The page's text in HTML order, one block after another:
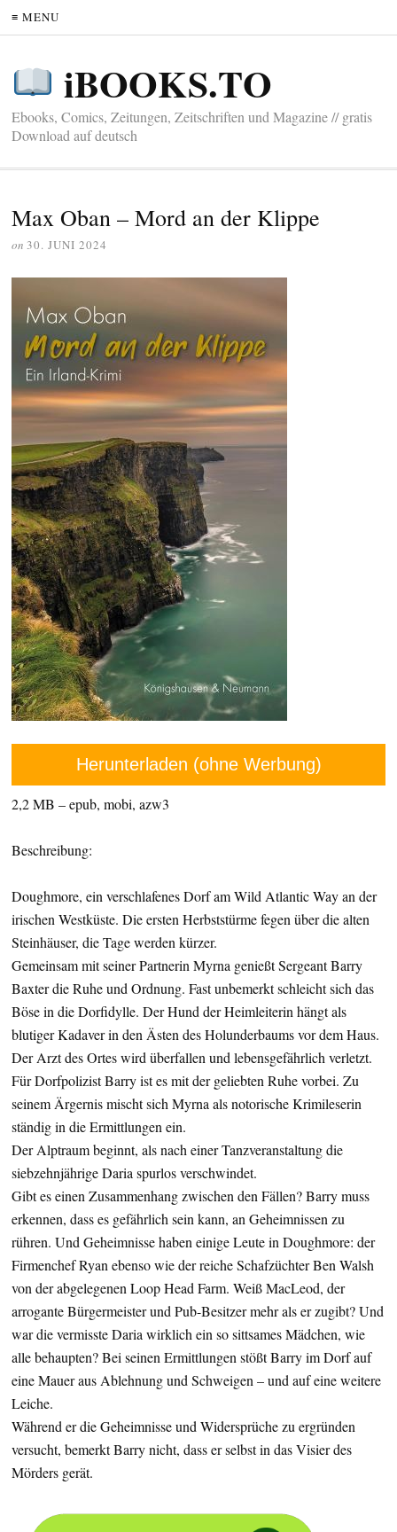
≡ MENU
iBOOKS.TO
Ebooks, Comics, Zeitungen, Zeitschriften und Magazine // gratis
Download auf deutsch
Max Oban – Mord an der Klippe
on 30. JUNI 2024
Herunterladen (ohne Werbung)
2,2 MB – epub, mobi, azw3
Beschreibung:
Doughmore, ein verschlafenes Dorf am Wild Atlantic Way an der
irischen Westküste. Die ersten Herbststürme fegen über die alten
Steinhäuser, die Tage werden kürzer.
Gemeinsam mit seiner Partnerin Myrna genießt Sergeant Barry
Baxter die Ruhe und Ordnung. Fast unbemerkt schleicht sich das
Böse in die Dorfidylle. Der Hund der Heimleiterin hängt als
blutiger Kadaver in den Ästen des Holunderbaums vor dem Haus.
Der Arzt des Ortes wird überfallen und lebensgefährlich verletzt.
Für Dorfpolizist Barry ist es mit der geliebten Ruhe vorbei. Zu
seinem Ärgernis mischt sich Myrna als notorische Krimileserin
ständig in die Ermittlungen ein.
Der Alptraum beginnt, als nach einer Tanzveranstaltung die
siebzehnjährige Daria spurlos verschwindet.
Gibt es einen Zusammenhang zwischen den Fällen? Barry muss
erkennen, dass es gefährlich sein kann, an Geheimnissen zu
rühren. Und Geheimnisse haben einige Leute in Doughmore: der
Firmenchef Ryan ebenso wie der reiche Schafzüchter Ben Walsh
von der abgelegenen Loop Head Farm. Weiß MacLeod, der
arrogante Bürgermeister und Pub-Besitzer mehr als er zugibt? Und
war die vermisste Daria wirklich ein so sittsames Mädchen, wie
alle behaupten? Bei seinen Ermittlungen stößt Barry im Dorf auf
eine Mauer aus Ablehnung und Schweigen – und auf eine weitere
Leiche.
Während er die Geheimnisse und Widersprüche zu ergründen
versucht, bemerkt Barry nicht, dass er selbst in das Visier des
Mörders gerät.